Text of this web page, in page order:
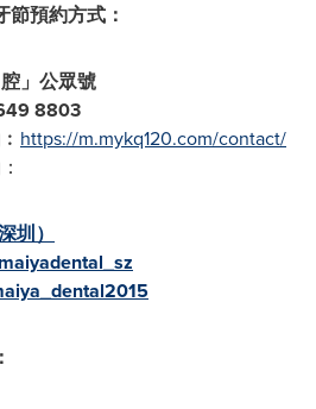
節預約方式：
腔」公眾號
8803
https://m.mykq120.com/contact/
圳）